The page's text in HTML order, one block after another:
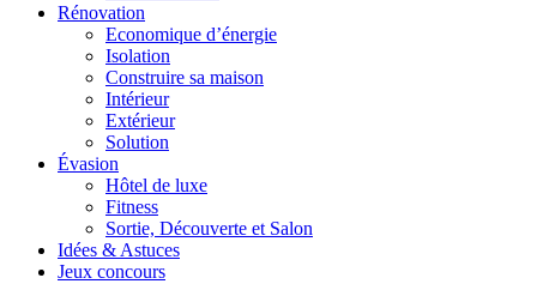
Rénovation
Economique d’énergie
Isolation
Construire sa maison
Intérieur
Extérieur
Solution
Évasion
Hôtel de luxe
Fitness
Sortie, Découverte et Salon
Idées & Astuces
Jeux concours